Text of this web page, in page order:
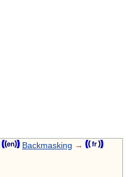
Backmasking →